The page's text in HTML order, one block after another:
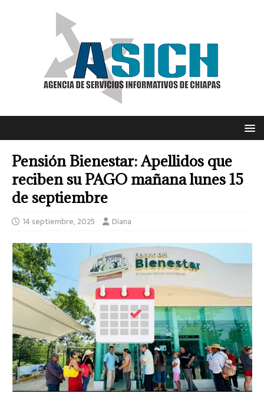
Pensión Bienestar: Apellidos que
reciben su PAGO mañana lunes 15
de septiembre
14 septiembre, 2025 Diana